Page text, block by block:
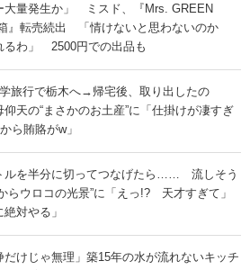
大量発生か」 ミスド、『Mrs. GREEN
』転売続出 「情けないと思わないのか
るわ」 2500円での出品も
旅行で栃木へ→帰宅後、取り出したの
の“まさかのお土産”に「仕掛けが凄すぎ
ら賄賂がw」
ルを半分に切ってつなげたら…… 流しそう
らウロコの光景”に「えっ!? 天才すぎて」
絶対やる」
だけじゃ無理」築15年の水が流れないキッチ